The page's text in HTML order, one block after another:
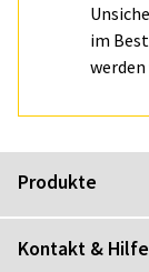
im
Produkte
Kontakt & Hilfe